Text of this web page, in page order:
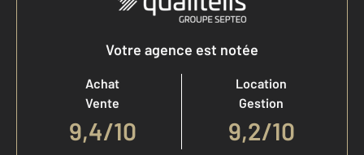
Votre agence est notée
Achat
Vente
9,4/10
Location
Gestion
9,2/10